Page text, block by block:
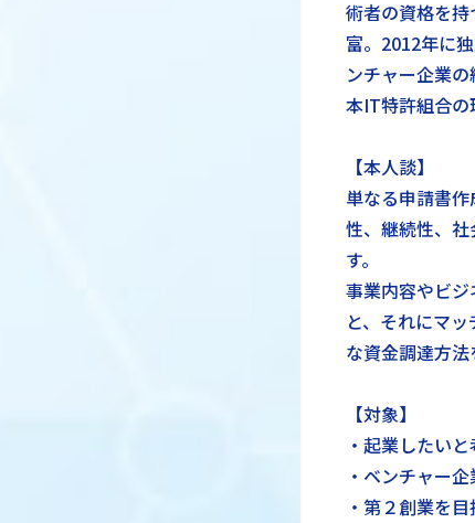
術者の資格を
富。2012年に
ンチャー企業
本IT特許組合の
【本人談】
単なる申請書
性、継続性、
す。
事業内容やビ
と、それにマ
な資金調達方法
【対象】
・起業したい
・ベンチャー
・第２創業を